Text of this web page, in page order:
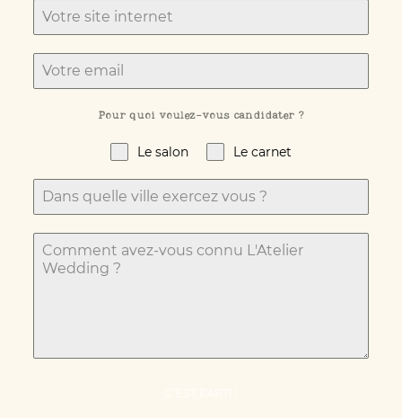
Pour quoi voulez-vous candidater ?
Le salon Le carnet